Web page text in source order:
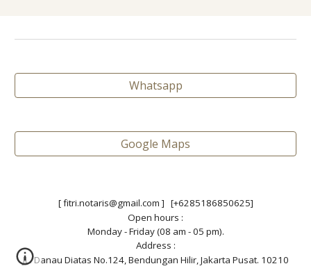
Whatsapp
Google Maps
[ fitri.notaris@gmail.com ] [+6285186850625]
Open hours :
Monday - Friday (08 am - 05 pm).
Address :
JL. Danau Diatas No.124, Bendungan Hilir, Jakarta Pusat. 10210